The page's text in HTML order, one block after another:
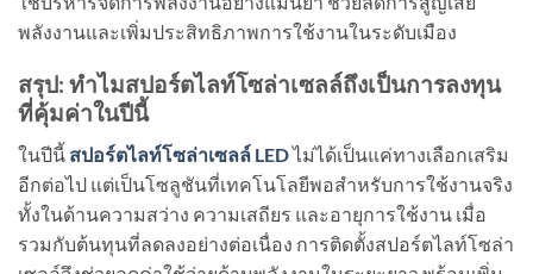
พลังงานและเพิ่มประสิทธิภาพการใช้งานในระดับเมือง
สรุป: ทำไมสปอร์ตไลท์โซล่าเซลล์ถึงเป็นการลงทุน
ที่คุ้มค่าในปีนี้
ในปีนี้ สปอร์ตไลท์โซล่าเซลล์ LEDไม่ได้เป็นแค่ทางเลือกเสริม
อีกต่อไป แต่เป็นโซลูชันที่เทคโนโลยีพอสำหรับการใช้งานจริง
ทั้งในด้านความสว่าง ความเสถียร และอายุการใช้งาน เมื่อ
รวมกับต้นทุนที่ลดลงอย่างต่อเนื่อง การติดตั้งสปอร์ตไลท์โซล่า